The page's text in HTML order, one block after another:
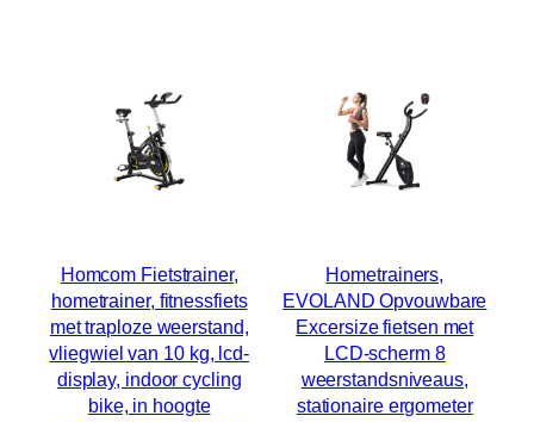
Homcom Fietstrainer,
hometrainer, fitnessfiets
met traploze weerstand,
vliegwiel van 10 kg, lcd-
display, indoor cycling
bike, in hoogte
Hometrainers,
EVOLAND Opvouwbare
Excersize fietsen met
LCD-scherm 8
weerstandsniveaus,
stationaire ergometer